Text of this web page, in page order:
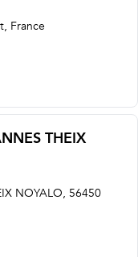
France
THEIX
NOYALO, 56450